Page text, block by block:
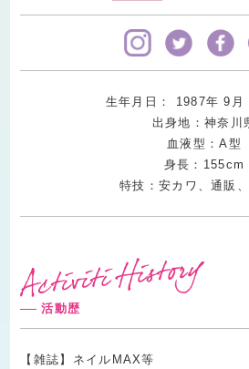
生年月日： 1987年9 月
出身地：神奈川
血液型：A型
身長：155cm
特技：安カワ、通販
活動歴
【雑誌】ネイルMAX等